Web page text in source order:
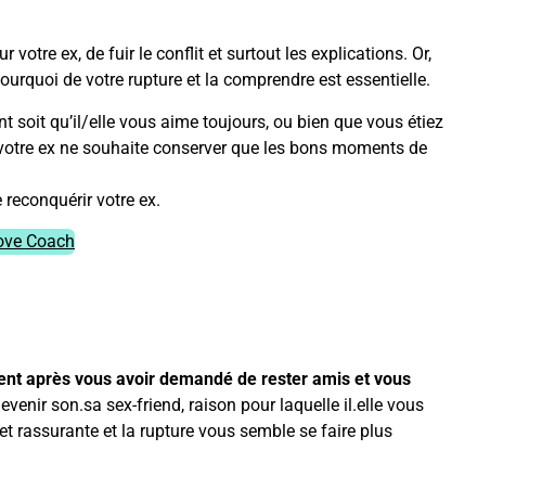
votre ex, de fuir le conflit et surtout les explications. Or,
de votre rupture et la comprendre est essentielle.
soit qu’il/elle vous aime toujours, ou bien que vous étiez
ex ne souhaite conserver que les bons moments de
votre ex.
Coach
après vous avoir demandé de rester amis et vous
son.sa sex-friend, raison pour laquelle il.elle vous
rassurante et la rupture vous semble se faire plus